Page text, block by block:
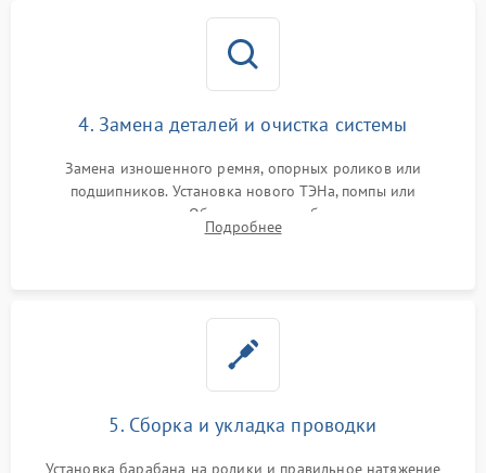
4. Замена деталей и очистка системы
Замена изношенного ремня, опорных роликов или
подшипников. Установка нового ТЭНа, помпы или
термодатчиков. Обязательная глубокая очистка
конденсатора, крыльчатки вентилятора и воздуховодов от
Подробнее
5. Сборка и укладка проводки
Установка барабана на ролики и правильное натяжение